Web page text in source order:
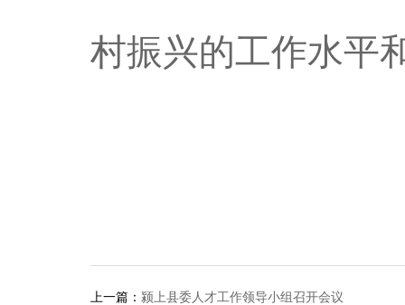
村振兴的工作水平
上一篇： 颍上县委人才工作领导小组召开会议